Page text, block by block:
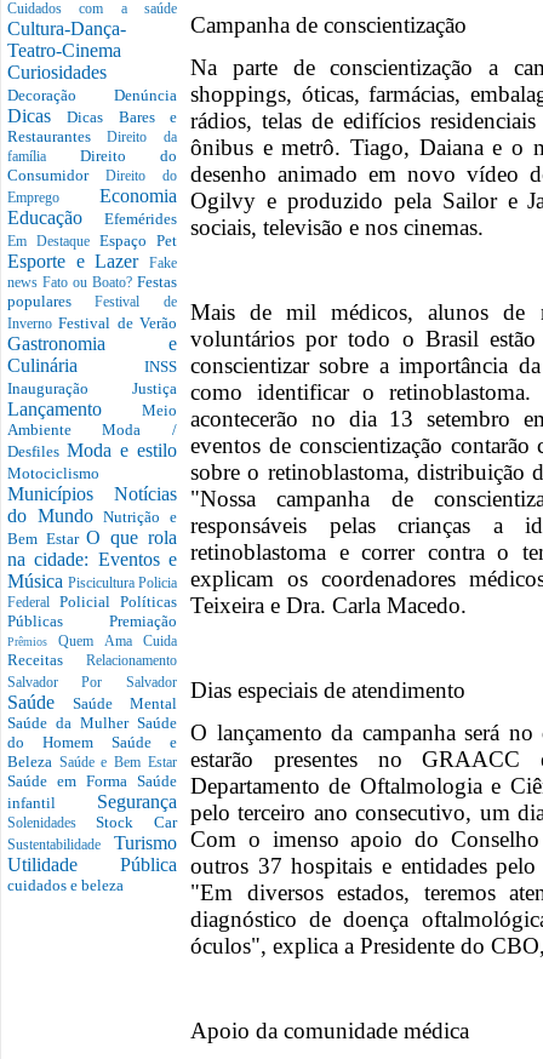
Cuidados com a saúde
Cultura-Dança-
Teatro-Cinema
Curiosidades
Decoração Denúncia
DicasDicas Bares e
RestaurantesDireito da
família Direito do
Consumidor Direito do
Emprego Economia
Educação Efemérides
Em Destaque Espaço Pet
Esporte e Lazer
Fake
news Fato ou Boato? Festas
popularesFestival de
InvernoFestival de Verão
Gastronomia e
Culinária INSS
Inauguração Justiça
Lançamento Meio
AmbienteModa /
Desfiles Moda e estilo
Motociclismo
Municípios Notícias
do MundoNutrição e
Bem EstarO que rola
na cidade: Eventos e
Música Piscicultura Policia
Federal Policial Políticas
Públicas Premiação
PrêmiosQuem Ama Cuida
Receitas Relacionamento
Salvador Por Salvador
Saúde Saúde Mental
Saúde da Mulher Saúde
do Homem Saúde e
Beleza Saúde e Bem Estar
Saúde em Forma Saúde
infantil Segurança
SolenidadesStock Car
Sustentabilidade Turismo
Utilidade Pública
cuidados e beleza
Campanha de conscientização
Na parte de conscientização a
shoppings, óticas, farmácias,
rádios, telas de edifícios
ônibus e metrô. Tiago, Daiana e o
desenho animado em novo vídeo
Ogilvy e produzido pela Sailor e
sociais, televisão e nos cinemas.
Mais de mil médicos, alunos de
voluntários por todo o Brasil estão
conscientizar sobre a importância
como identificar o
acontecerão no dia 13 setembro
eventos de conscientização
sobre o retinoblastoma, distribuição
"Nossa campanha de
responsáveis pelas crianças a
retinoblastoma e correr contra o
explicam os coordenadores
Teixeira e Dra. Carla Macedo.
Dias especiais de atendimento
O lançamento da campanha será
estarão presentes no
Departamento de Oftalmologia e
pelo terceiro ano consecutivo, um
Com o imenso apoio do
outros 37 hospitais e entidades
"Em diversos estados, teremos
diagnóstico de doença
óculos", explica a Presidente do
Apoio da comunidade médica